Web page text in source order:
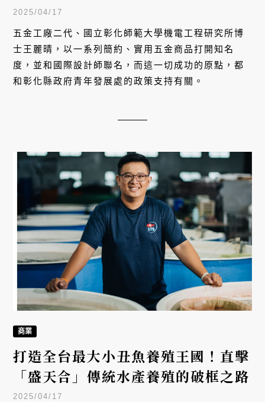
2025/04/17
五金工廠二代、國立彰化師範大學機電工程研究所博
士王麗晴，以一系列簡約、實用五金商品打開知名
度，並和國際設計師聯名，而這一切成功的原點，都
和彰化縣政府青年發展處的政策支持有關。
商業
打造全台最大小丑魚養殖王國！直擊
「盛天合」傳統水產養殖的破框之路
2025/04/17